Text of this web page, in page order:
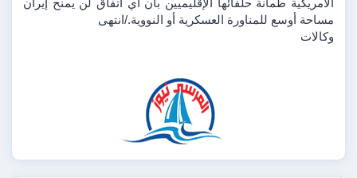
مساحة أوسع للمناورة العسكرية أو النووية./انتهى
وكالات